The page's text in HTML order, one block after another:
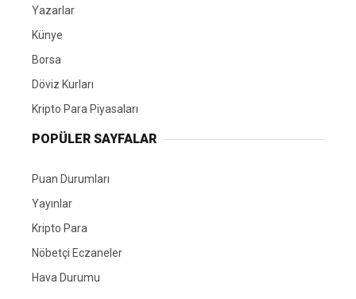
Yazarlar
Künye
Borsa
Döviz Kurları
Kripto Para Piyasaları
POPÜLER SAYFALAR
Puan Durumları
Yayınlar
Kripto Para
Nöbetçi Eczaneler
Hava Durumu